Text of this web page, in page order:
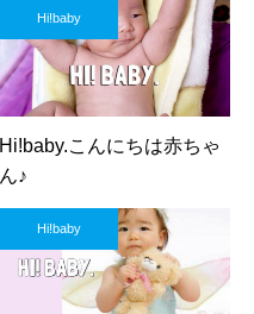
Hi!baby
Hi!baby.こんにちは赤ちゃ
ん♪
Hi!baby